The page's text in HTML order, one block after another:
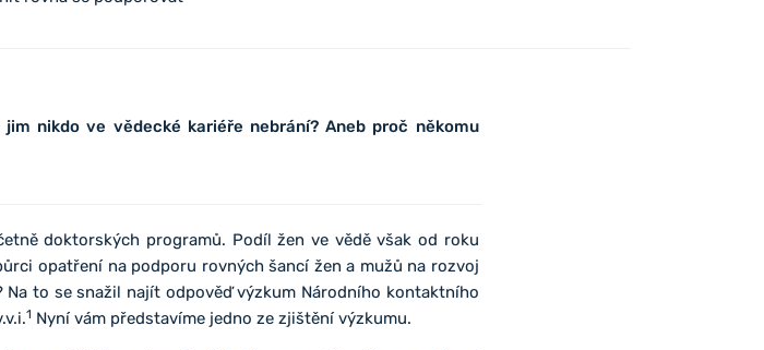
nikdo ve vědecké kariéře nebrání? Aneb proč někomu
doktorských programů. Podíl žen ve vědě však od roku
opatření na podporu rovných šancí žen a mužů na rozvoj
Na to se snažil najít odpověď výzkum Národního kontaktního
1 Nyní vám představíme jedno ze zjištění výzkumu.